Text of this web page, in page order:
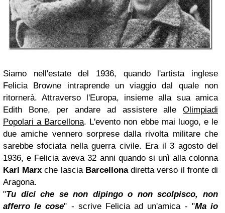
Siamo nell'estate del 1936, quando l'artista inglese
Felicia Browne intraprende un viaggio dal quale non
ritornerà. Attraverso l'Europa, insieme alla sua amica
Edith Bone, per andare ad assistere alle Olimpiadi
Popolari a Barcellona. L'evento non ebbe mai luogo, e le
due amiche vennero sorprese dalla rivolta militare che
sarebbe sfociata nella guerra civile. Era il 3 agosto del
1936, e Felicia aveva 32 anni quando si unì alla colonna
Karl Marx che lascia Barcellonadiretta verso il fronte di
Aragona.
"Tu dici che se non dipingo o non scolpisco, non
afferro le cose" - scrive Felicia ad un'amica - "Ma io